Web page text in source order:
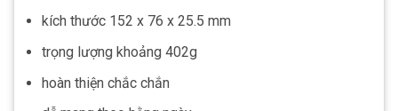
kích thước 152 x 76 x 25.5 mm
trọng lượng khoảng 402g
hoàn thiện chắc chắn